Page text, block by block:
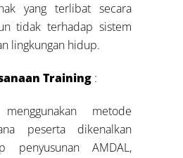
yang terlibat secara
tidak terhadap sistem
lingkungan hidup.
Training :
metode
peserta dikenalkan
penyusunan AMDAL,